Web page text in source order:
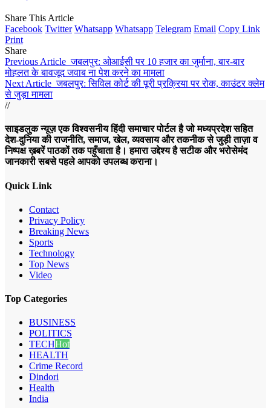
Share This Article
Facebook Twitter Whatsapp Whatsapp Telegram Email Copy Link
Print
Share
Previous Article जबलपुर: ओआईसी पर 10 हजार का जुर्माना, बार-बार
मोहलत के बावजूद जवाब ना पेश करने का मामला
Next Article जबलपुर: सिविल कोर्ट की पूरी प्रक्रिया पर रोक, काउंटर क्लेम
से जुड़ा मामला
//
साइडलुक न्यूज़ एक विश्वसनीय हिंदी समाचार पोर्टल है जो मध्यप्रदेश सहित
देश-दुनिया की राजनीति, समाज, खेल, व्यवसाय और तकनीक से जुड़ी ताज़ा व
निष्पक्ष ख़बरें पाठकों तक पहुँचाता है। हमारा उद्देश्य है सटीक और भरोसेमंद
जानकारी सबसे पहले आपको उपलब्ध कराना।
Quick Link
Contact
Privacy Policy
Breaking News
Sports
Technology
Top News
Video
Top Categories
BUSINESS
POLITICS
TECHHot
HEALTH
Crime Record
Dindori
Health
India